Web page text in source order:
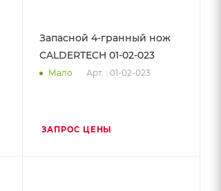
Запасной 4-гранный нож
CALDERTECH 01-02-023
Мало Арт. : 01-02-023
ЗАПРОС ЦЕНЫ